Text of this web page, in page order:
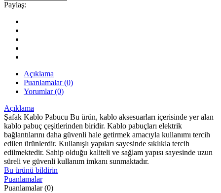
Paylaş:
Açıklama
Puanlamalar (0)
Yorumlar (0)
Açıklama
Şafak Kablo Pabucu Bu ürün, kablo aksesuarları içerisinde yer alan
kablo pabuç çeşitlerinden biridir. Kablo pabuçları elektrik
bağlantılarını daha güvenli hale getirmek amacıyla kullanımı tercih
edilen ürünlerdir. Kullanışlı yapıları sayesinde sıklıkla tercih
edilmektedir. Sahip olduğu kaliteli ve sağlam yapısı sayesinde uzun
süreli ve güvenli kullanım imkanı sunmaktadır.
Bu ürünü bildirin
Puanlamalar
Puanlamalar (0)